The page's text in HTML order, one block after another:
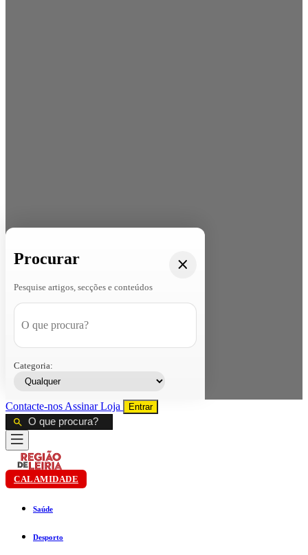
Procurar
Pesquise artigos, secções e conteúdos
Categoria:
Contacte-nos AssinarLoja Entrar
CALAMIDADE
Saúde
Desporto